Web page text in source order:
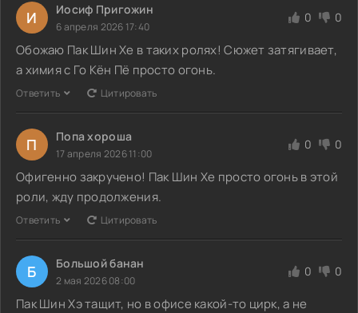
И Иосиф Пригожин
6 апреля 2026 17:40
0 0
Обожаю Пак Шин Хе в таких ролях! Сюжет затягивает,
а химия с Го Кён Пё просто огонь.
Ответить Цитировать
П Попа хороша
17 апреля 2026 11:00
0 0
Офигенно закручено! Пак Шин Хе просто огонь в этой
роли, жду продолжения.
Ответить Цитировать
Б Большой банан
2 мая 2026 08:00
0 0
Пак Шин Хэ тащит, но в офисе какой-то цирк, а не